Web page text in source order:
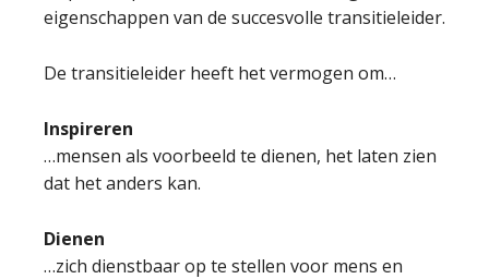
eigenschappen van de succesvolle transitieleider.
De transitieleider heeft het vermogen om…
Inspireren
…mensen als voorbeeld te dienen, het laten zien
dat het anders kan.
Dienen
…zich dienstbaar op te stellen voor mens en